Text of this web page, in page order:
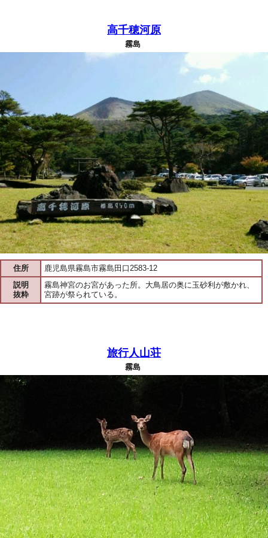
高千穂河原
霧島
住所
鹿児島県霧島市霧島田口2583-12
説明
抜粋
霧島神宮のお宮があった所。大鳥居の奥に玉砂利が敷かれ、
宮跡が祭られている。
旅行人山荘
霧島